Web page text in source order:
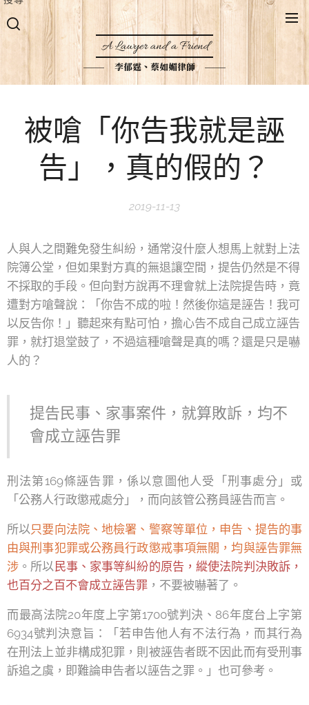
A Lawyer and a Friend
李郁霆、蔡如媚律師
被嗆「你告我就是誣
告」，真的假的？
2019-11-13
人與人之間難免發生糾紛，通常沒什麼人想馬上就對上法
院簿公堂，但如果對方真的無退讓空間，提告仍然是不得
不採取的手段。但向對方說再不理會就上法院提告時，竟
遭對方嗆聲說：「你告不成的啦！然後你這是誣告！我可
以反告你！」聽起來有點可怕，擔心告不成自己成立誣告
罪，就打退堂鼓了，不過這種嗆聲是真的嗎？還是只是嚇
人的？
提告民事、家事案件，就算敗訴，均不
會成立誣告罪
刑法第169條誣告罪，係以意圖他人受「刑事處分」或
「公務人行政懲戒處分」，而向該管公務員誣告而言。
所以只要向法院、地檢署、警察等單位，申告、提告的事
由與刑事犯罪或公務員行政懲戒事項無關，均與誣告罪無
涉 。所以民事、家事等糾紛的原告，縱使法院判決敗訴，
也百分之百不會成立誣告罪 ，不要被嚇著了。
而最高法院20年度上字第1700號判決、86年度台上字第
6934號判決意旨：「若申告他人有不法行為，而其行為
在刑法上並非構成犯罪，則被誣告者既不因此而有受刑事
訴追之虞，即難論申告者以誣告之罪。」也可參考。